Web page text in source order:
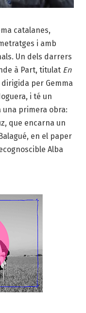
catalanes,
i amb
Un dels darrers
à Part, titulat En
per Gemma
i té un
primera obra:
que encarna un
en el paper
Alba